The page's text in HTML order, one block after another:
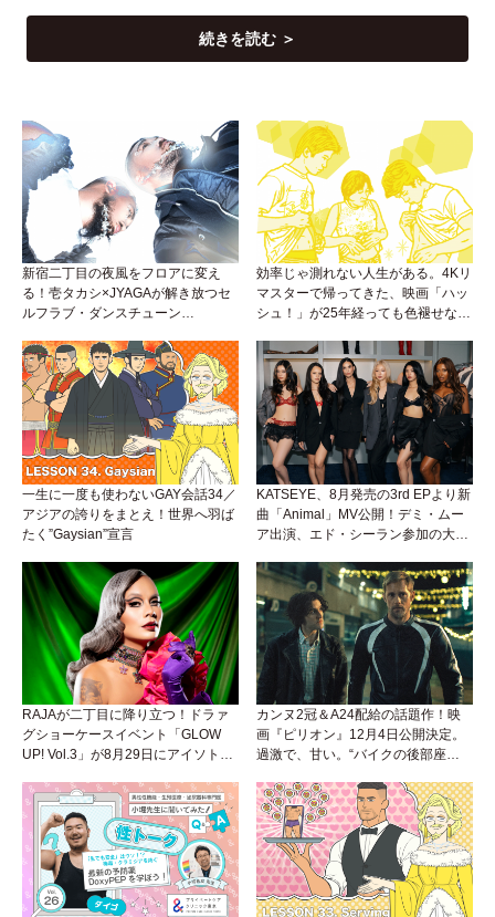
続きを読む ＞
新宿二丁目の夜風をフロアに変え
る！壱タカシ×JYAGAが解き放つセ
ルフラブ・ダンスチューン
効率じゃ測れない人生がある。4Kリ
マスターで帰ってきた、映画「ハッ
シュ！」が25年経っても色褪せない
一生に一度も使わないGAY会話34／
アジアの誇りをまとえ！世界へ羽ば
たく”Gaysian”宣言
KATSEYE、8月発売の3rd EPより新
曲「Animal」MV公開！デミ・ムー
ア出演、エド・シーラン参加の大胆
RAJAが二丁目に降り立つ！ドラァ
グショーケースイベント「GLOW
UP! Vol.3」が8月29日にアイソトー
カンヌ2冠＆A24配給の話題作！映
画『ピリオン』12月4日公開決定。
過激で、甘い。“バイクの後部座